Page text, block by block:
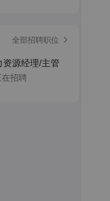
全部招聘职位
资源经理/主管
招聘